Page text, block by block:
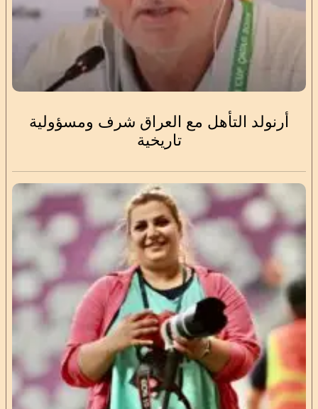
أرنولد التأهل مع العراق شرف ومسؤولية
تاريخية